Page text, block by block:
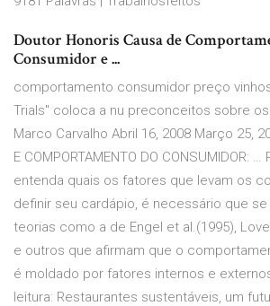
Doutor Honoris Causa de
Consumidor e ...
comportamento consumidor preço
Trials" coloca a nu preconceitos sobre
Marco Carvalho Abril 16, 2008 Março 25,
E COMPORTAMENTO DO CONSUMIDOR:
entenda quais os fatores que levam os
definir seu cardápio, é necessário que
teorias como a de Engel et al.(1995),
e outros que afirmam que o
é moldado por fatores internos e
leitura: Restaurantes sustentáveis, um